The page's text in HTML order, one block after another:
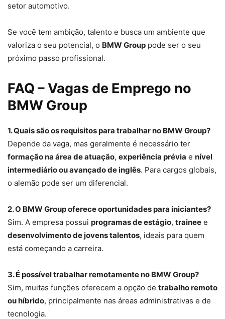
setor automotivo.
Se você tem ambição, talento e busca um ambiente que
valoriza o seu potencial, o BMW Group pode ser o seu
próximo passo profissional.
FAQ – Vagas de Emprego no
BMW Group
1. Quais são os requisitos para trabalhar no BMW Group?
Depende da vaga, mas geralmente é necessário ter
formação na área de atuação, experiência prévia e nível
intermediário ou avançado de inglês. Para cargos globais,
o alemão pode ser um diferencial.
2. O BMW Group oferece oportunidades para iniciantes?
Sim. A empresa possui programas de estágio, trainee e
desenvolvimento de jovens talentos, ideais para quem
está começando a carreira.
3. É possível trabalhar remotamente no BMW Group?
Sim, muitas funções oferecem a opção de trabalho remoto
ou híbrido, principalmente nas áreas administrativas e de
tecnologia.